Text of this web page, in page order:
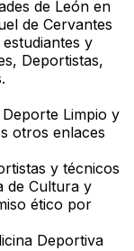
de León en
de Cervantes
y
Deportistas,
Limpio y
otros enlaces
y técnicos
de Cultura y
ético por
Deportiva